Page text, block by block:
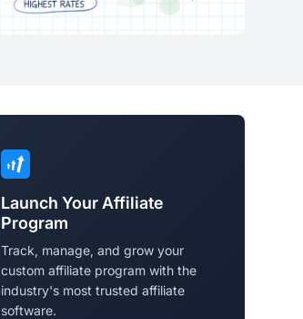
Launch Your Affiliate
Program
Track, manage, and grow your
custom affiliate program with the
industry's most trusted affiliate
software.